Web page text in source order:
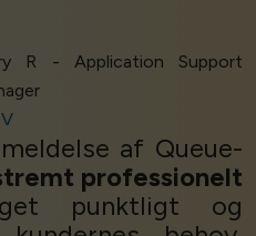
R - Application Support
af Queue-
professionelt
punktligt og